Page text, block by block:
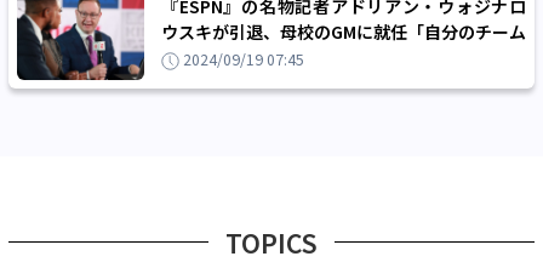
『ESPN』の名物記者アドリアン・ウォジナロ
ウスキが引退、母校のGMに就任「自分のチーム
に戻ることにした」
2024/09/19 07:45
TOPICS